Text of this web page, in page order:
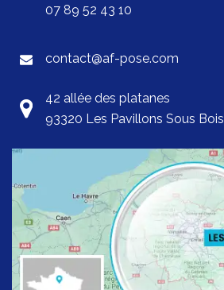
07 89 52 43 10
contact@af-pose.com
42 allée des platanes
93320 Les Pavillons Sous Bois